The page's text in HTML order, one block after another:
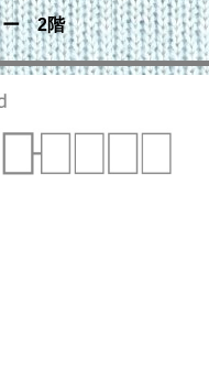
ー 2階